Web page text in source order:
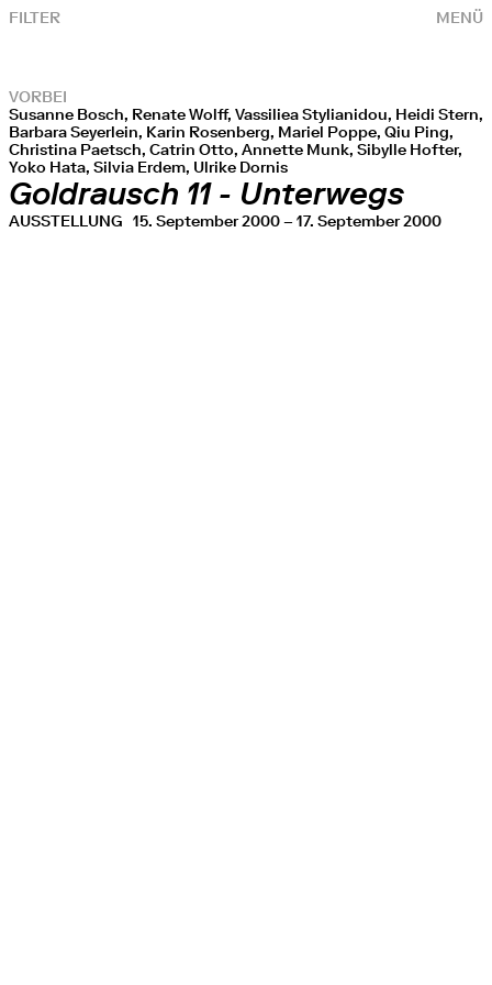
MENÜ
FILTER
VORBEI
Susanne Bosch, Renate Wolff, Vassiliea Stylianidou, Heidi Stern,
Barbara Seyerlein, Karin Rosenberg, Mariel Poppe, Qiu Ping,
Christina Paetsch, Catrin Otto, Annette Munk, Sibylle Hofter,
Yoko Hata, Silvia Erdem, Ulrike Dornis
Goldrausch 11 - Unterwegs
AUSSTELLUNG 15. September 2000 – 17. September 2000